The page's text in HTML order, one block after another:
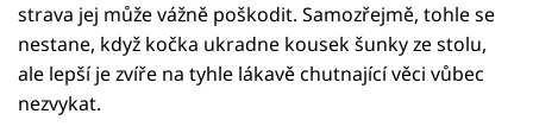
strava jej může vážně poškodit. Samozřejmě, tohle se
nestane, když kočka ukradne kousek šunky ze stolu,
ale lepší je zvíře na tyhle lákavě chutnající věci vůbec
nezvykat.